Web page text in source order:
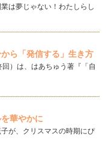
本に帰省していま
し…
山教えてあげられた
プ
に、レッスンスタイ
…
は夢じゃない！わたしらし
ら「発信する」生き方
）は、はあちゅう著『「自
華やかに
が、クリスマスの時期にぴ